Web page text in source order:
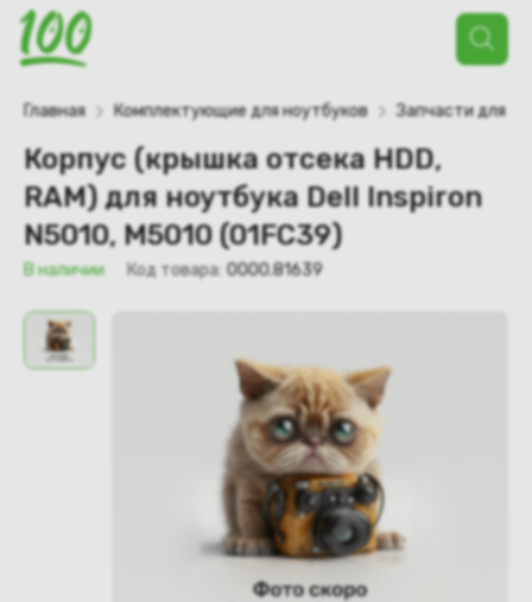
Поиск
товаров
Главная Комплектующие для ноутбуков Запчасти для
Корпус (крышка отсека HDD,
RAM) для ноутбука Dell Inspiron
N5010, M5010 (01FC39)
В наличии Код товара: 0000.81639